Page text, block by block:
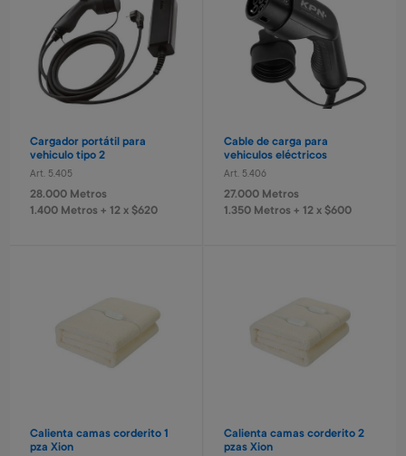
Set de protección infantil
Art. 2.265
5.700 Metros
1.140 Metros + 4 x $380
Pelota basket n° 3 Capitan
América
Art. 2.517
240 Metros + 4 x $80
Laptop educativa bilingue
Paw Patrol
Laptop educativa bilingue
Spiderman
Cargador portátil para
vehiculo tipo 2
Art. 5.405
28.000 Metros
1.400 Metros + 12 x $620
Cable de carga para
vehiculos eléctricos
Art. 5.406
27.000 Metros
1.350 Metros + 12 x $600
Calienta camas corderito 1
pza Xion
Calienta camas corderito 2
pzas Xion